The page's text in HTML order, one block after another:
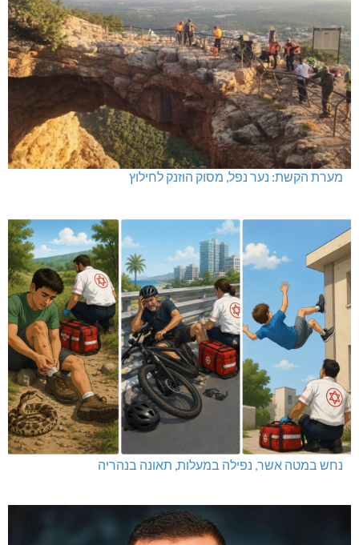
מערת הקשת: נער נפל, מסוק הוזנק לחילוץ
נחש במטה אשר, נפילה במעלות, תאונה בנהריה